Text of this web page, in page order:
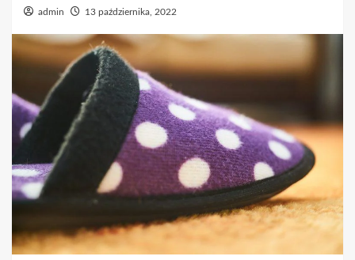
admin 13 października, 2022